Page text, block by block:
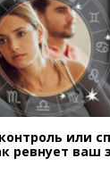
или
ревнует ваш